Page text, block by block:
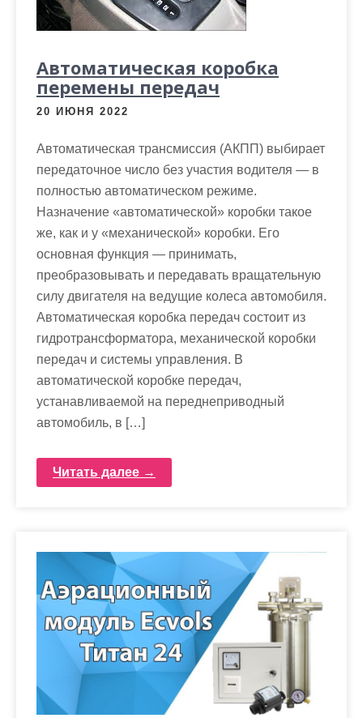
Автоматическая коробка
перемены передач
20 ИЮНЯ 2022
Автоматическая трансмиссия (АКПП) выбирает
передаточное число без участия водителя — в
полностью автоматическом режиме.
Назначение «автоматической» коробки такое
же, как и у «механической» коробки. Его
основная функция — принимать,
преобразовывать и передавать вращательную
силу двигателя на ведущие колеса автомобиля.
Автоматическая коробка передач состоит из
гидротрансформатора, механической коробки
передач и системы управления. В
автоматической коробке передач,
устанавливаемой на переднеприводный
автомобиль, в […]
Читать далее →